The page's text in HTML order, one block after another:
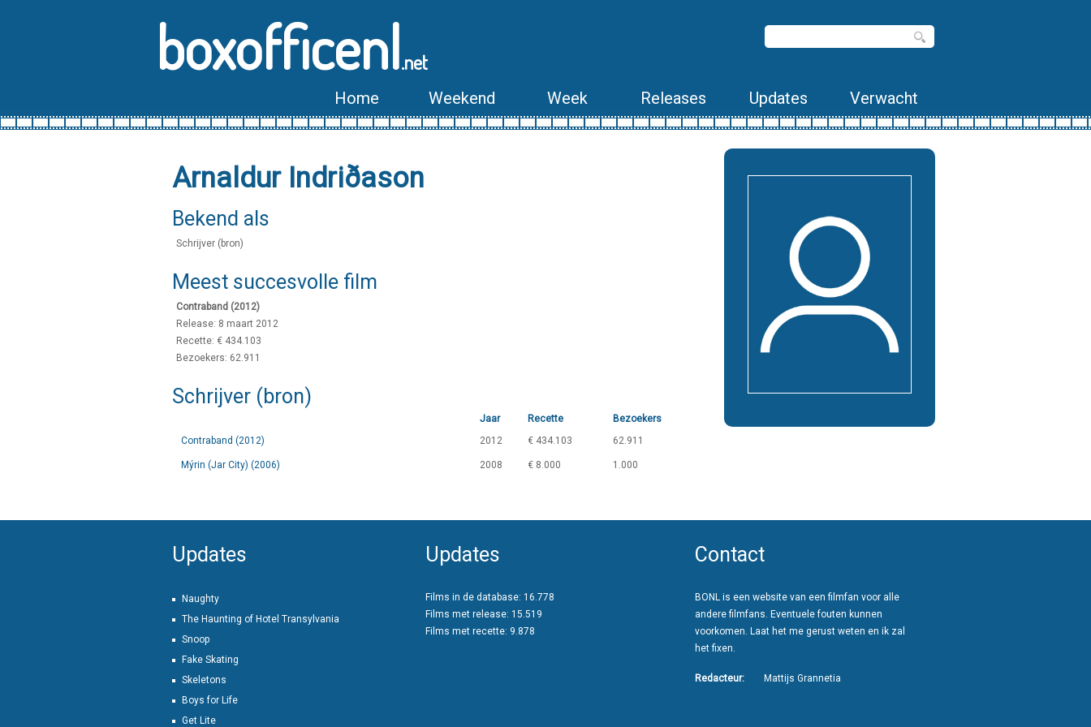
boxofficenl.net
Home Weekend Week Releases Updates Verwacht
Arnaldur Indriðason
Bekend als
Schrijver (bron)
Meest succesvolle film
Contraband (2012)
Release: 8 maart 2012
Recette: € 434.103
Bezoekers: 62.911
Schrijver (bron)
Jaar Recette
Bezoekers
Contraband (2012)
2012 € 434.103 62.911
Mýrin (Jar City) (2006) 2008 € 8.000 1.000
Updates
Naughty
The Haunting of Hotel Transylvania
Snoop
Fake Skating
Skeletons
Boys for Life
Get Lite
Updates
Films in de database: 16.778
Films met release: 15.519
Films met recette: 9.878
Contact
BONL is een website van een filmfan voor alle
andere filmfans. Eventuele fouten kunnen
voorkomen. Laat het me gerust weten en ik zal
het fixen.
Redacteur: Mattijs Grannetia